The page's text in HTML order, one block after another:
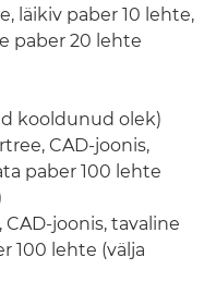
läikiv paber 10 lehte,
paber 20 lehte
kooldunud olek)
CAD-joonis,
paber 100 lehte
CAD-joonis, tavaline
100 lehte (välja